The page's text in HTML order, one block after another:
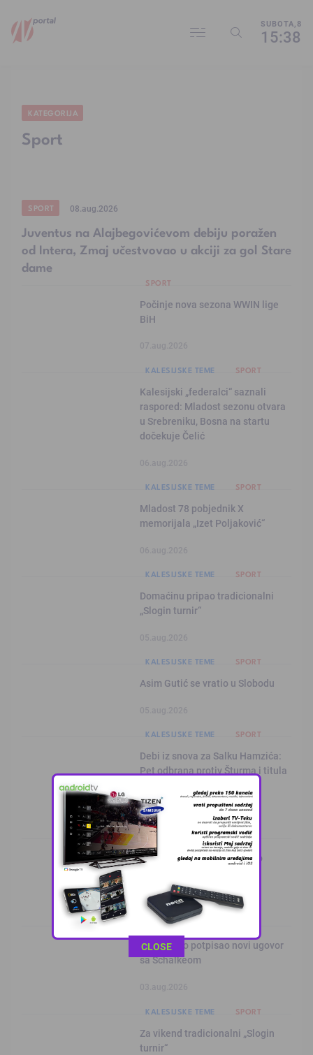
SUBOTA,8
15:38
KATEGORIJA
Sport
SPORT 08.aug.2026
Juventus na Alajbegovićevom debiju poražen
od Intera, Zmaj učestvovao u akciji za gol Stare
dame
SPORT
Počinje nova sezona WWIN lige
BiH
KALESIJSKE TEME SPORT
Kalesijski „federalci“ saznali
raspored: Mladost sezonu otvara
u Srebreniku, Bosna na startu
dočekuje Čelić
KALESIJSKE TEME SPORT
Mladost 78 pobjednik X
memorijala „Izet Poljaković“
KALESIJSKE TEME SPORT
Domaćinu pripao tradicionalni
„Slogin turnir“
KALESIJSKE TEME SPORT
Asim Gutić se vratio u Slobodu
KALESIJSKE TEME SPORT
Debi iz snova za Salku Hamzića:
Pet odbrana protiv Šturma i titula
04.aug.2026
SPORT
Barbarez u Grčkoj pronašao
03.aug.2026
SPORT
Edin Džeko potpisao novi ugovor
sa Schalkeom
KALESIJSKE TEME SPORT
Za vikend tradicionalni „Slogin
turnir“
This popup will close in:10
CLOSE